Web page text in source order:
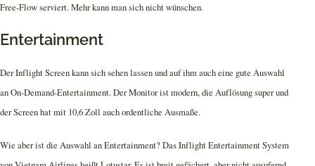
Free-Flow serviert. Mehr kann man sich nicht wünschen.
Entertainment
Der Inflight Screen kann sich sehen lassen und auf ihm auch eine gute Auswahl
an On-Demand-Entertainment. Der Monitor ist modern, die Auflösung super und
der Screen hat mit 10,6 Zoll auch ordentliche Ausmaße.
Wie aber ist die Auswahl an Entertainment? Das Inflight Entertainment System